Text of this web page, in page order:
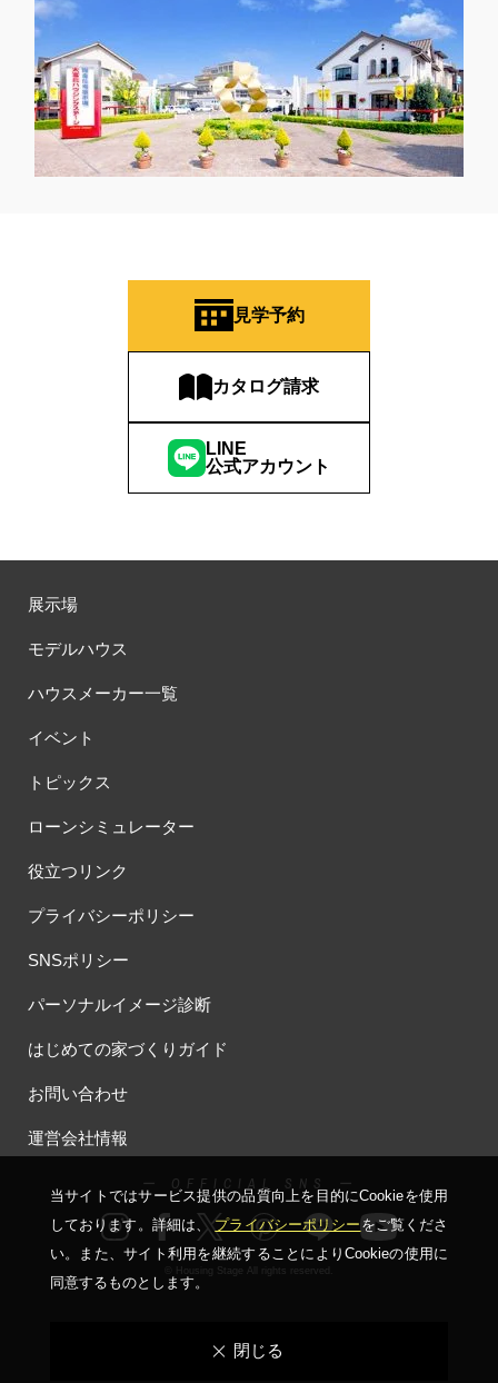
見学予約
カタログ請求
LINE
公式アカウント
展示場
モデルハウス
ハウスメーカー一覧
イベント
トピックス
ローンシミュレーター
役立つリンク
プライバシーポリシー
SNSポリシー
パーソナルイメージ診断
はじめての家づくりガイド
お問い合わせ
運営会社情報
ー OFFICIAL SNS ー
© Housing Stage All rights reserved.
当サイトではサービス提供の品質向上を⽬的にCookieを使⽤
しております。詳細は、プライバシーポリシーをご覧くださ
い。
また、サイト利⽤を継続することによりCookieの使⽤に
同意するものとします。
閉じる